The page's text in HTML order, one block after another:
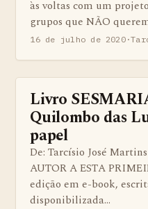
às voltas com um
grupos que NÃO
16 de julho de 2020·
BENS QUILOMBOLAS
Livro
Quilombo das
papel
De: Tarcísio José
AUTOR A ESTA
edição em e-book,
disponibilizada…